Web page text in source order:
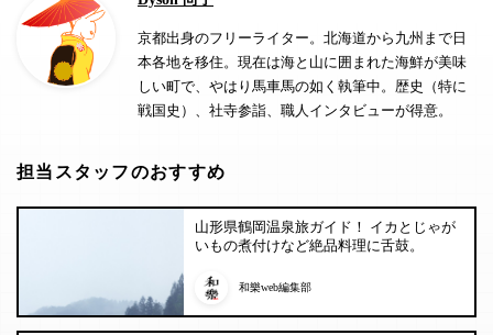
京都出身のフリーライター。北海道から九州まで日
本各地を移住。現在は海と山に囲まれた海鮮が美味
しい町で、やはり馬車馬の如く執筆中。歴史（特に
戦国史）、社寺参詣、職人インタビューが得意。
担当スタッフのおすすめ
山形県鶴岡温泉旅ガイド！ イカとじゃが
いもの煮付けなど絶品料理に舌鼓。
和樂web編集部